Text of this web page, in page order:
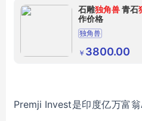
石雕独角兽青石
作价格
独角兽
￥ 3800.00
Premji Invest是印度亿万富